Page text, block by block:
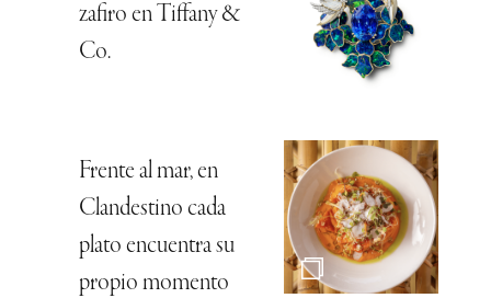
zafiro en Tiffany &
Co.
Frente al mar, en
Clandestino cada
plato encuentra su
propio momento